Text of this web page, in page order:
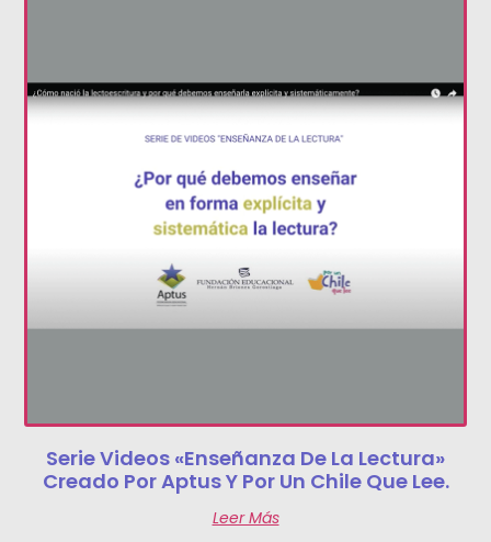
Serie Videos «Enseñanza De La Lectura»
Creado Por Aptus Y Por Un Chile Que Lee.
Leer Más